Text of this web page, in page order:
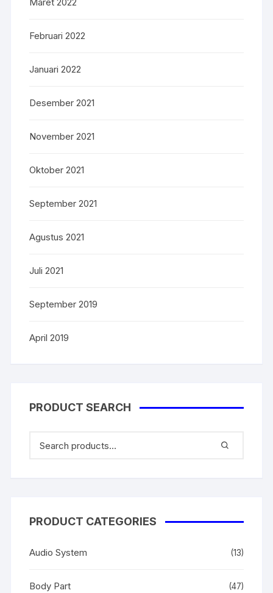
Februari 2022
Januari 2022
Desember 2021
November 2021
Oktober 2021
September 2021
Agustus 2021
Juli 2021
September 2019
April 2019
PRODUCT SEARCH
PRODUCT CATEGORIES
Audio System (13)
Body Part (47)